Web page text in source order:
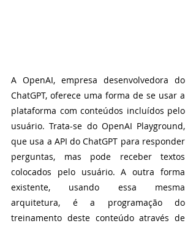
A OpenAI, empresa desenvolvedora do
ChatGPT, oferece uma forma de se usar a
plataforma com conteúdos incluídos pelo
usuário. Trata-se do OpenAI Playground,
que usa a API do ChatGPT para responder
perguntas, mas pode receber textos
colocados pelo usuário. A outra forma
existente, usando essa mesma
arquitetura, é a programação do
treinamento deste conteúdo através de